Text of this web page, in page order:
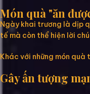
Món quà "ăn
Ngày khai trương là dịp
tế mà còn thể hiện lời
Khác với những món
Gây ấn tượng